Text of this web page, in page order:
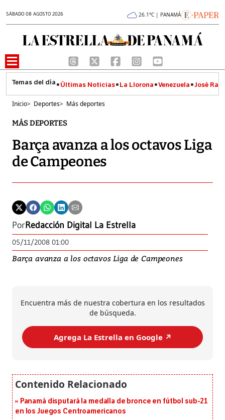
SÁBADO 08 AGOSTO 2026 26.1°C | PANAMÁ
Últimas Noticias La Llorona Venezuela José
Inicio> Deportes> Más deportes
MÁS DEPORTES
Barça avanza a los octavos Liga
de Campeones
PorRedacción Digital La Estrella
05/11/2008 01:00
Barça avanza a los octavos Liga de Campeones
Encuentra más de nuestra cobertura en los resultados
de búsqueda.
Agrega La Estrella en Google ↗️
Panamá disputará la medalla de bronce en fútbol sub-21
en los Juegos Centroamericanos